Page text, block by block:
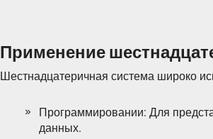
Применение
Шестнадцатеричная система широко
Программировании: Для
данных.